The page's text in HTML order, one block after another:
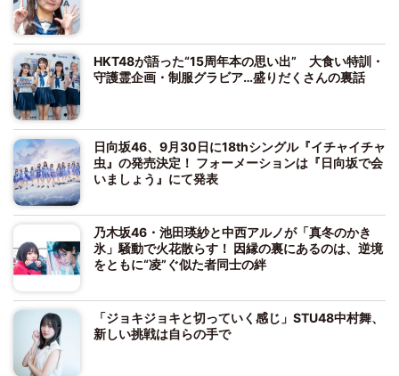
HKT48が語った“15周年本の思い出” 大食い特訓・
守護霊企画・制服グラビア…盛りだくさんの裏話
日向坂46、9月30日に18thシングル『イチャイチャ
虫』の発売決定！ フォーメーションは『日向坂で会
いましょう』にて発表
乃木坂46・池田瑛紗と中西アルノが「真冬のかき
氷」騒動で火花散らす！ 因縁の裏にあるのは、逆境
をともに“凌”ぐ似た者同士の絆
「ジョキジョキと切っていく感じ」STU48中村舞、
新しい挑戦は自らの手で